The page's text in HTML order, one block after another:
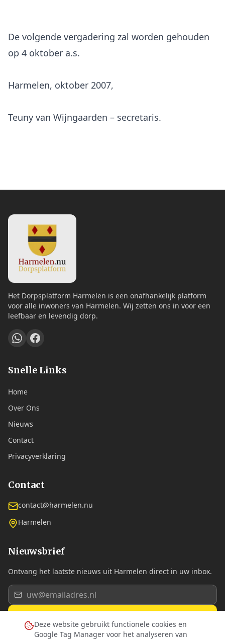
Deze website gebruikt functionele cookies en
Google Tag Manager voor het analyseren van
De volgende vergadering zal worden gehouden
op 4 oktober a.s.
Harmelen, oktober 2007,
Teuny van Wijngaarden – secretaris.
Het Dorpsplatform Harmelen is een onafhankelijk platform
voor alle inwoners van Harmelen. Wij zetten ons in voor een
leefbaar en levendig dorp.
Snelle Links
Home
Over Ons
Nieuws
Contact
Privacyverklaring
Contact
contact@harmelen.nu
Harmelen
Nieuwsbrief
Ontvang het laatste nieuws uit Harmelen direct in uw inbox.
Aanmelden
Ik ga akkoord met de privacyverklaring .